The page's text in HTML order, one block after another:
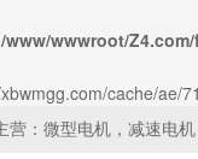
/www/wwwroot/
cache/
营：微型电机，减速电